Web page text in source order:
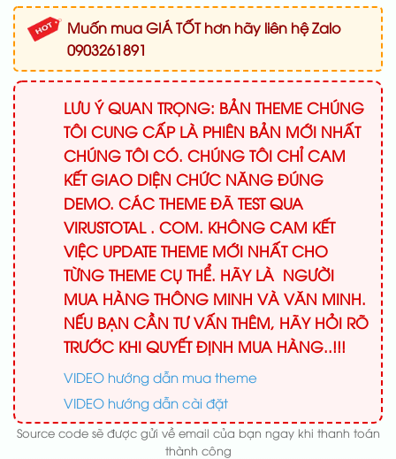
Muốn mua GIÁ TỐT hơn hãy liên hệ Zalo
0903261891
LƯU Ý QUAN TRỌNG: BẢN THEME CHÚNG
TÔI CUNG CẤP LÀ PHIÊN BẢN MỚI NHẤT
CHÚNG TÔI CÓ. CHÚNG TÔI CHỈ CAM
KẾT GIAO DIỆN CHỨC NĂNG ĐÚNG
DEMO. CÁC THEME ĐÃ TEST QUA
VIRUSTOTAL . COM. KHÔNG CAM KẾT
VIỆC UPDATE THEME MỚI NHẤT CHO
TỪNG THEME CỤ THỂ. HÃY LÀ NGƯỜI
MUA HÀNG THÔNG MINH VÀ VĂN MINH.
NẾU BẠN CẦN TƯ VẤN THÊM, HÃY HỎI RÕ
TRƯỚC KHI QUYẾT ĐỊNH MUA HÀNG..!!!
VIDEO hướng dẫn mua theme
VIDEO hướng dẫn cài đặt
Source code sẽ được gửi về email của bạn ngay khi thanh toán
thành công